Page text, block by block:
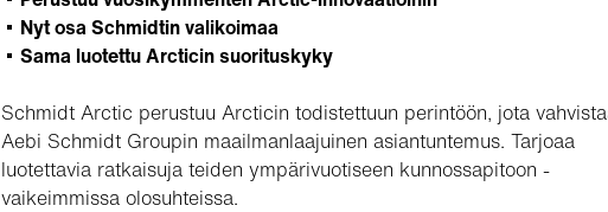
Nyt osa Schmidtin valikoimaa
Sama luotettu Arcticin suorituskyky
Schmidt Arctic perustuu Arcticin todistettuun perintöön, jota
Aebi Schmidt Groupin maailmanlaajuinen asiantuntemus. Tarjoaa
luotettavia ratkaisuja teiden ympärivuotiseen kunnossapitoon -
vaikeimmissa olosuhteissa.